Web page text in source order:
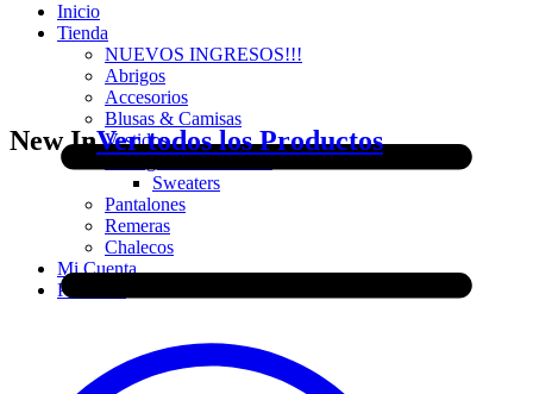
Inicio
Tienda
NUEVOS INGRESOS!!!
Abrigos
Accesorios
Blusas & Camisas
Vestidos
Cardigans & Sweaters
Sweaters
Pantalones
Remeras
Chalecos
Mi Cuenta
PROMO
New InVer todos los Productos